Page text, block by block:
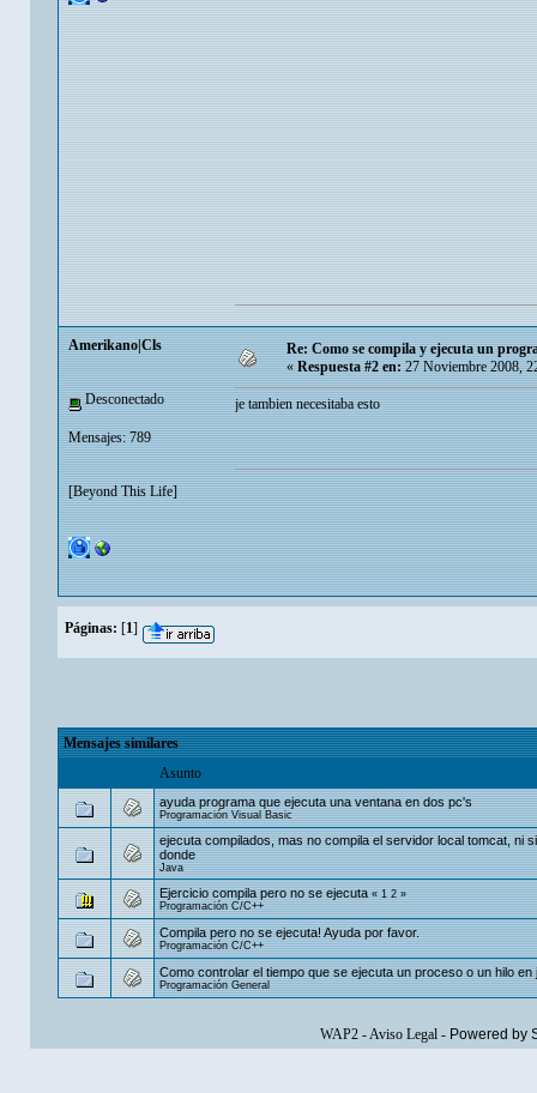
Amerikano|Cls
Desconectado
Mensajes: 789
[Beyond This Life]
Re: Como se compila y ejecuta un
«Respuesta #2 en:27 Noviembre 2008,
je tambien necesitaba esto
Páginas: [1]
Mensajes similares
Asunto
ayuda programa que ejecuta una ventana en dos pc's
Programación Visual Basic
ejecuta compilados, mas no compila el servidor local tomcat, ni
donde
Java
Ejercicio compila pero no se ejecuta «1 2»
Programación C/C++
Compila pero no se ejecuta! Ayuda por favor.
Programación C/C++
Como controlar el tiempo que se ejecuta un proceso o un hilo en
Programación General
WAP2-Aviso Legal- Powered by